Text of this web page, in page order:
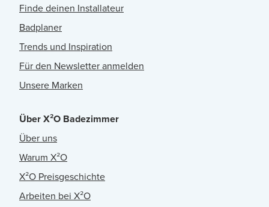
Finde deinen Installateur
Badplaner
Trends und Inspiration
Für den Newsletter anmelden
Unsere Marken
Über X²O Badezimmer
Über uns
Warum X²O
X²O Preisgeschichte
Arbeiten bei X²O